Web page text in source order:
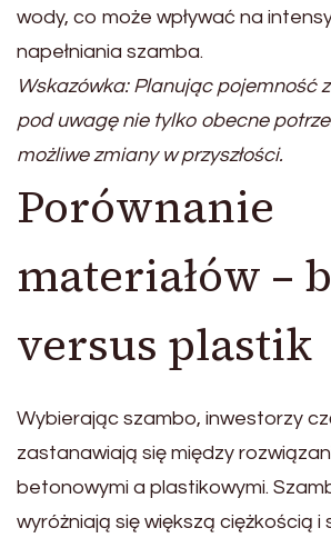
wody, co może wpływać na
napełniania szamba.
Wskazówka: Planując pojemność
pod uwagę nie tylko obecne
możliwe zmiany w przyszłości.
Porównanie
materiałów –
versus plastik
Wybierając szambo, inwestorzy
zastanawiają się między
betonowymi a plastikowymi.
wyróżniają się większą ciężkością i